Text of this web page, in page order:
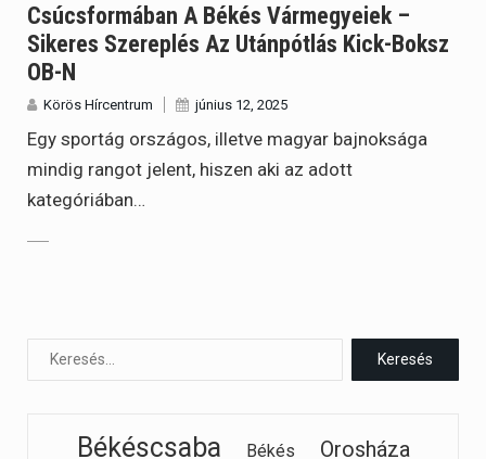
Csúcsformában A Békés Vármegyeiek –
Sikeres Szereplés Az Utánpótlás Kick-Boksz
OB-N
Körös Hírcentrum június 12, 2025
Egy sportág országos, illetve magyar bajnoksága
mindig rangot jelent, hiszen aki az adott
kategóriában…
Békéscsaba Békés
Orosháza